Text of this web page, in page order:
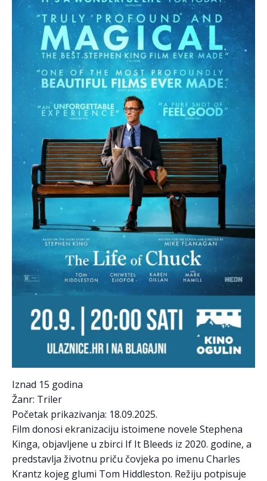
Iznad 15 godina
Žanr: Triler
Početak prikazivanja: 18.09.2025.
Film donosi ekranizaciju istoimene novele Stephena
Kinga, objavljene u zbirci If It Bleeds iz 2020. godine, a
predstavlja životnu priču čovjeka po imenu Charles
Krantz kojeg glumi Tom Hiddleston. Režiju potpisuje